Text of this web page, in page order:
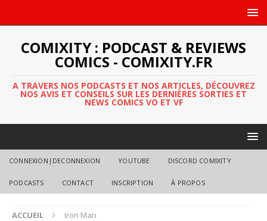
COMIXITY : PODCAST & REVIEWS
COMICS - COMIXITY.FR
A TRAVERS NOS PODCASTS ET NOS ARTICLES, DÉCOUVREZ
NOS AVIS ET CONSEILS SUR LES DERNIÈRES SORTIES ET
NEWS COMICS VO ET VF
CONNEXION|DECONNEXION YOUTUBE DISCORD COMIXITY
PODCASTS CONTACT INSCRIPTION À PROPOS
ACCUEIL Iron Man